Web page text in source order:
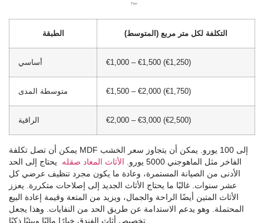
الطبقة التكلفة لكل متر مربع (المتوسط)
أساسي €1,000 – €1,500 (€1,250)
متوسطة المدى €1,500 – €2,000 (€1,750)
الراقية €2,000 – €3,000 (€2,500)
يمكن أن تصل تكلفة MDF إلى 100 يورو. يمكن أن يتجاوز سعر الخشب
الفاخر مثل الماهوجني 5000 يورو.
الأثاث المعاد صقله
يحتاج إلى الحد
الأدنى من الصيانة المستمرة، وعادة ما يكون مجرد تنظيف عرضي كل
عشر سنوات. غالبًا ما يحتاج الأثاث الجديد إلى إصلاحات متكررة. يعزز
الأثاث المتين أيضًا الراحة والجمال، ويزيد من المتعة وقيمة إعادة البيع
المحتملة. وهو يدعم الاستدامة عن طريق الحد من النفايات. وهذا يجعل